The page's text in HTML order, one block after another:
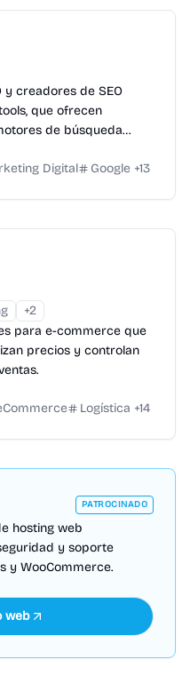
y creadores de SEO
que ofrecen
de búsqueda
Digital Google +13
+2
para e-commerce que
precios y controlan
Logística +14
PATROCINADO
hosting web
y soporte
y WooCommerce.
web